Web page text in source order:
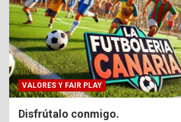
VALORES Y FAIR PLAY
Disfrútalo conmigo.